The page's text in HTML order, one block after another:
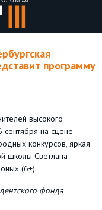
программу
высокого
сентября на сцене
конкурсов, яркая
школы Светлана
(6+).
фонда